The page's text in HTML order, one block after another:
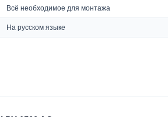
Всё необходимое для монтажа
На русском языке